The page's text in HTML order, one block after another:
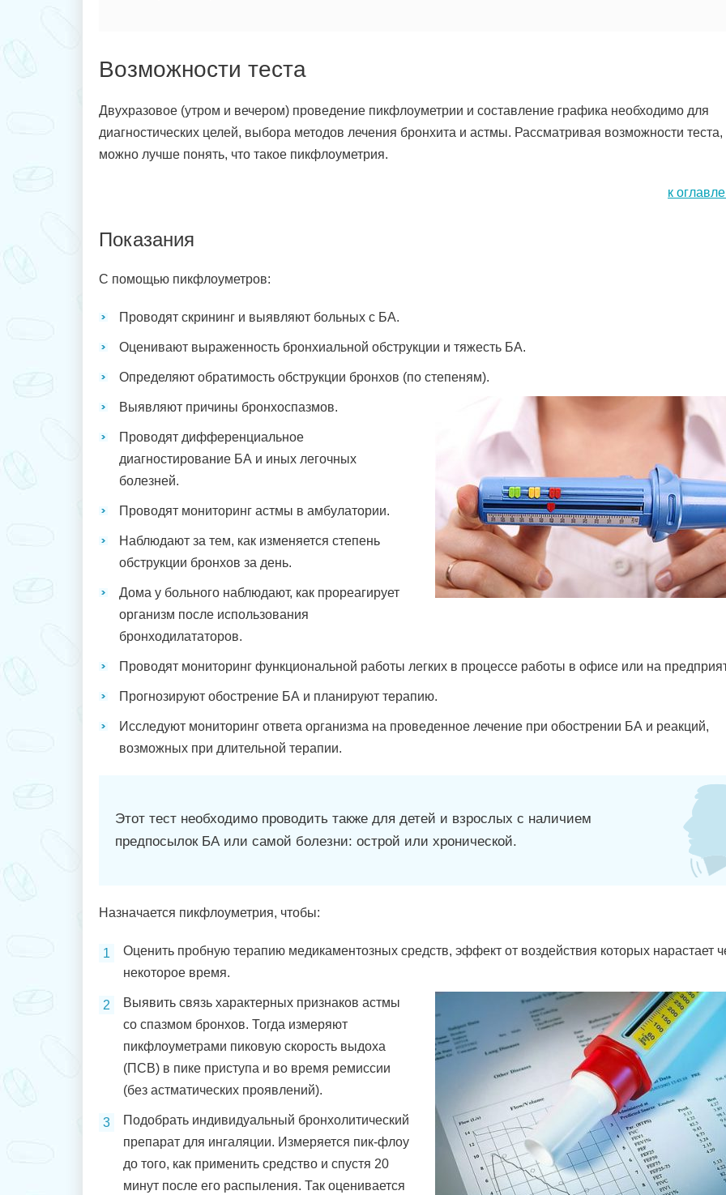
Возможности теста
Двухразовое (утром и вечером) проведение пикфлоуметрии и составление графика необходимо для
диагностических целей, выбора методов лечения бронхита и астмы. Рассматривая возможности теста,
можно лучше понять, что такое пикфлоуметрия.
к
Показания
С помощью пикфлоуметров:
Проводят скрининг и выявляют больных с БА.
Оценивают выраженность бронхиальной обструкции и тяжесть БА.
Определяют обратимость обструкции бронхов (по степеням).
Выявляют причины бронхоспазмов.
Проводят дифференциальное
диагностирование БА и иных легочных
болезней.
Проводят мониторинг астмы в амбулатории.
Наблюдают за тем, как изменяется степень
обструкции бронхов за день.
Дома у больного наблюдают, как прореагирует
организм после использования
бронходилататоров.
Проводят мониторинг функциональной работы легких в процессе работы в офисе или на
Прогнозируют обострение БА и планируют терапию.
Исследуют мониторинг ответа организма на проведенное лечение при обострении БА и реакций,
возможных при длительной терапии.
Этот тест необходимо проводить также для детей и взрослых с наличием
предпосылок БА или самой болезни: острой или хронической.
Назначается пикфлоуметрия, чтобы:
Оценить пробную терапию медикаментозных средств, эффект от воздействия которых нарастает
некоторое время.
Выявить связь характерных признаков астмы
со спазмом бронхов. Тогда измеряют
пикфлоуметрами пиковую скорость выдоха
(ПСВ) в пике приступа и во время ремиссии
(без астматических проявлений).
Подобрать индивидуальный бронхолитический
препарат для ингаляции. Измеряется пик-флоу
до того, как применить средство и спустя 20
минут после его распыления. Так оценивается